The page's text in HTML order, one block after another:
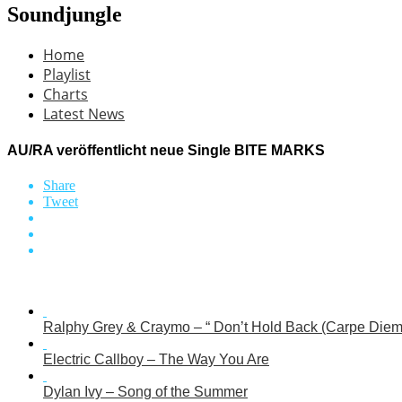
Soundjungle
Home
Playlist
Charts
Latest News
AU/RA veröffentlicht neue Single BITE MARKS
Share
Tweet
Ralphy Grey & Craymo – “ Don’t Hold Back (Carpe
Electric Callboy – The Way You Are
Dylan Ivy – Song of the Summer